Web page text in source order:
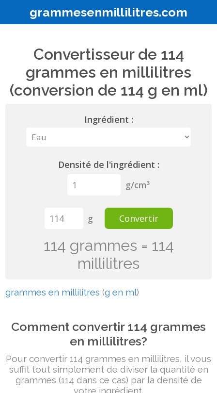
grammesenmillilitres.com
Convertisseur de 114
grammes en millilitres
(conversion de 114 g en ml)
Ingrédient :
Densité de l'ingrédient :
g/cm³
g Convertir
114 grammes = 114
millilitres
grammes en millilitres (g en ml)
Comment convertir 114 grammes
en millilitres?
Pour convertir 114 grammes en millilitres, il vous
suffit tout simplement de diviser la quantité en
grammes (114 dans ce cas) par la densité de
votre ingrédient.